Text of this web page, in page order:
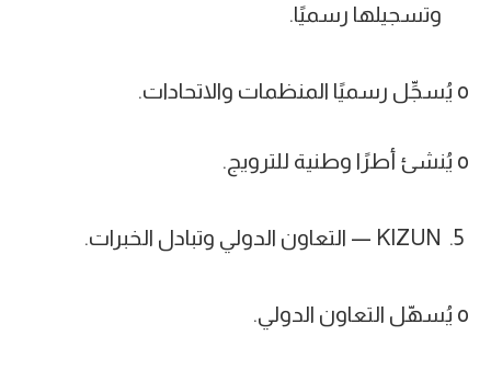
وتسجيلها رسميًا.
o يُسجِّل رسميًا المنظمات والاتحادات.
o يُنشئ أطرًا وطنية للترويج.
KIZUN — التعاون الدولي وتبادل الخبرات.
o يُسهّل التعاون الدولي.